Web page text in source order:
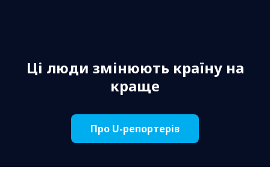
Ці люди змінюють країну на
краще
Про U-репортерів